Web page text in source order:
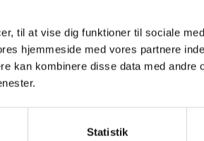
til at vise dig funktioner til sociale
hjemmeside med vores partnere
kan kombinere disse data med andre
Statistik
42×59,4 cm, 50×70 cm